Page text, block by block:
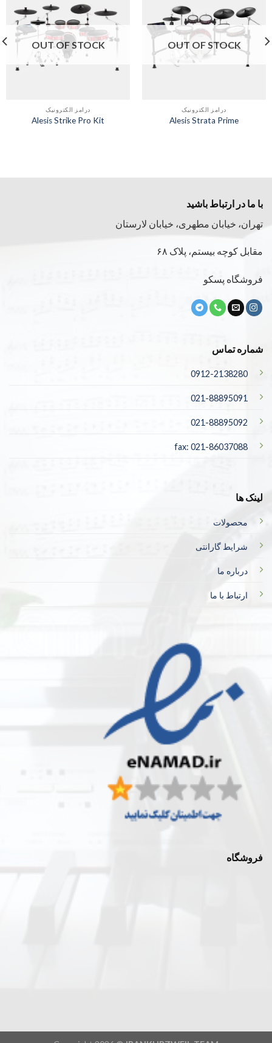
OUT OF STOCK
درامز الکترونیک
Alesis Strata Prime
OUT OF STOCK
درامز الکترونیک
Alesis Strike Pro Kit
با ما در ارتباط باشید
تهران، خیابان مطهری، خیابان لارستان
مقابل کوچه بیستم، پلاک ۶۸
فروشگاه پسکو
شماره تماس
0912-2138280
021-88895091
021-88895092
fax: 021-86037088
لینک ها
محصولات
شرایط گارانتی
درباره ما
ارتباط با ما
فروشگاه